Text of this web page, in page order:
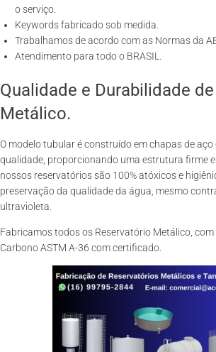
o serviço.
Keywords fabricado sob medida.
Trabalhamos de acordo com as Normas da
Atendimento para todo o BRASIL.
Qualidade e Durabilidade
Metálico.
O modelo tubular é construído em chapas de
qualidade, proporcionando uma estrutura firme e
nossos reservatórios são 100% atóxicos e
preservação da qualidade da água, mesmo
ultravioleta.
Fabricamos todos os Reservatório Metálico,
Carbono ASTM A-36 com certificado.